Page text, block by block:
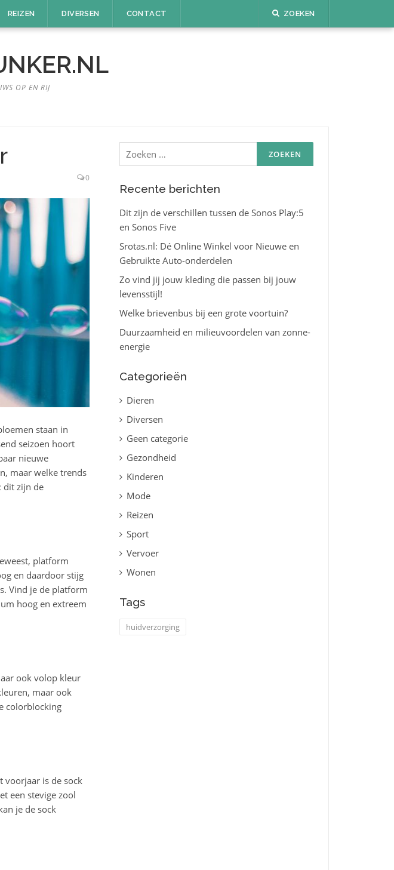
REIZEN DIVERSEN CONTACT ZOEKEN
OP EN RIJ
0
staan in
seizoen hoort
nieuwe
maar welke trends
dit zijn de
platform
en daardoor stijg
Vind je de platform
hoog en extreem
ook volop kleur
maar ook
colorblocking
voorjaar is de sock
een stevige zool
je de sock
Zoeken
naar:
Recente berichten
Dit zijn de verschillen tussen de Sonos Play:5
en Sonos Five
Srotas.nl: Dé Online Winkel voor Nieuwe en
Gebruikte Auto-onderdelen
Zo vind jij jouw kleding die passen bij jouw
levensstijl!
Welke brievenbus bij een grote voortuin?
Duurzaamheid en milieuvoordelen van zonne-
energie
Categorieën
Dieren
Diversen
Geen categorie
Gezondheid
Kinderen
Mode
Reizen
Sport
Vervoer
Wonen
Tags
huidverzorging